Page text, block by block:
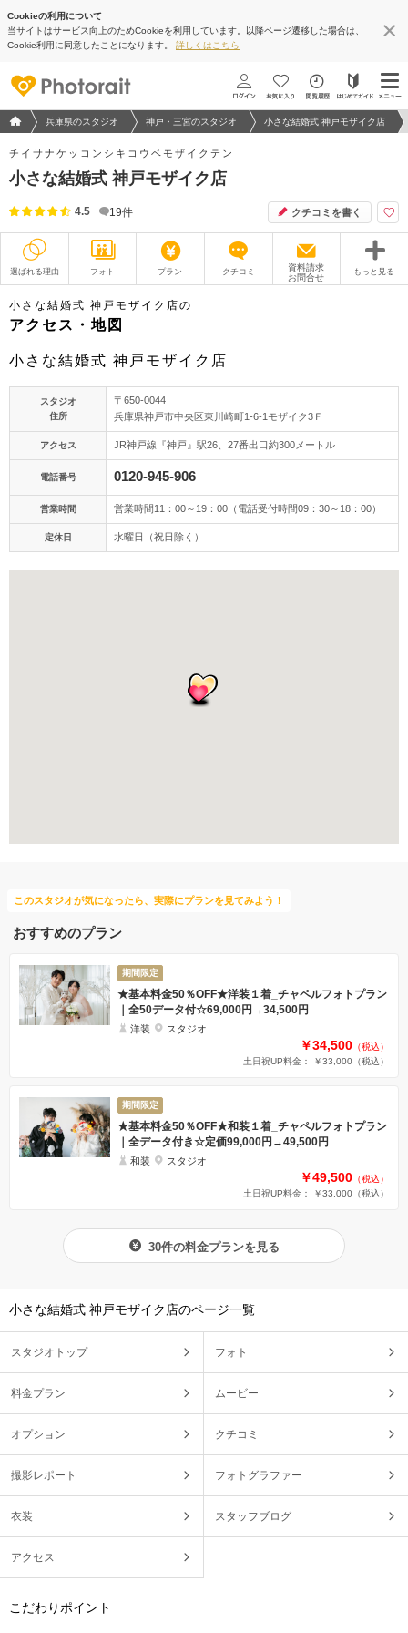
Cookieの利用について
当サイトはサービス向上のためCookieを利用しています。以降ページ遷移した場合は、
Cookie利用に同意したことになります。 詳しくはこちら
フォトウエディング/結婚写真のPhotorait ホーム
兵庫県のスタジオ 神戸・三宮のスタジオ 小さな結婚式 神戸モザイク店
チイサナケッコンシキコウベモザイクテン
小さな結婚式 神戸モザイク店
4.5 19件 クチコミを書く
選ばれる理由 フォト プラン クチコミ
資料請求
お問合せ
もっと見る
撮影レポート
アクセス/TEL スタジオトップ
こだわりポイント
小さな結婚式 神戸モザイク店の
アクセス・地図
小さな結婚式 神戸モザイク店
スタジオ
住所
〒650-0044
兵庫県神戸市中央区東川崎町1-6-1モザイク3Ｆ
アクセス JR神戸線『神戸』駅26、27番出口約300メートル
電話番号 0120-945-906
営業時間 営業時間11：00～19：00（電話受付時間09：30～18：00）
定休日 水曜日（祝日除く）
地図アプリで見る
このスタジオが気になったら、実際にプランを見てみよう！
おすすめのプラン
期間限定
★基本料金50％OFF★洋装１着_チャペルフォトプラン
｜全50データ付☆69,000円→34,500円
洋装 スタジオ
￥34,500 （税込）
土日祝UP料金： ￥33,000 （税込）
期間限定
★基本料金50％OFF★和装１着_チャペルフォトプラン
｜全データ付き☆定価99,000円→49,500円
和装 スタジオ
￥49,500 （税込）
土日祝UP料金： ￥33,000 （税込）
30件の料金プランを見る
小さな結婚式 神戸モザイク店のページ一覧
スタジオトップ フォト
料金プラン ムービー
オプション クチコミ
撮影レポート フォトグラファー
衣装 スタッフブログ
アクセス
こだわりポイント